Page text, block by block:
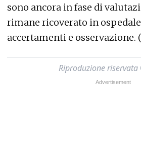
sono ancora in fase di
rimane ricoverato in
accertamenti e osservazione.
Riproduzione